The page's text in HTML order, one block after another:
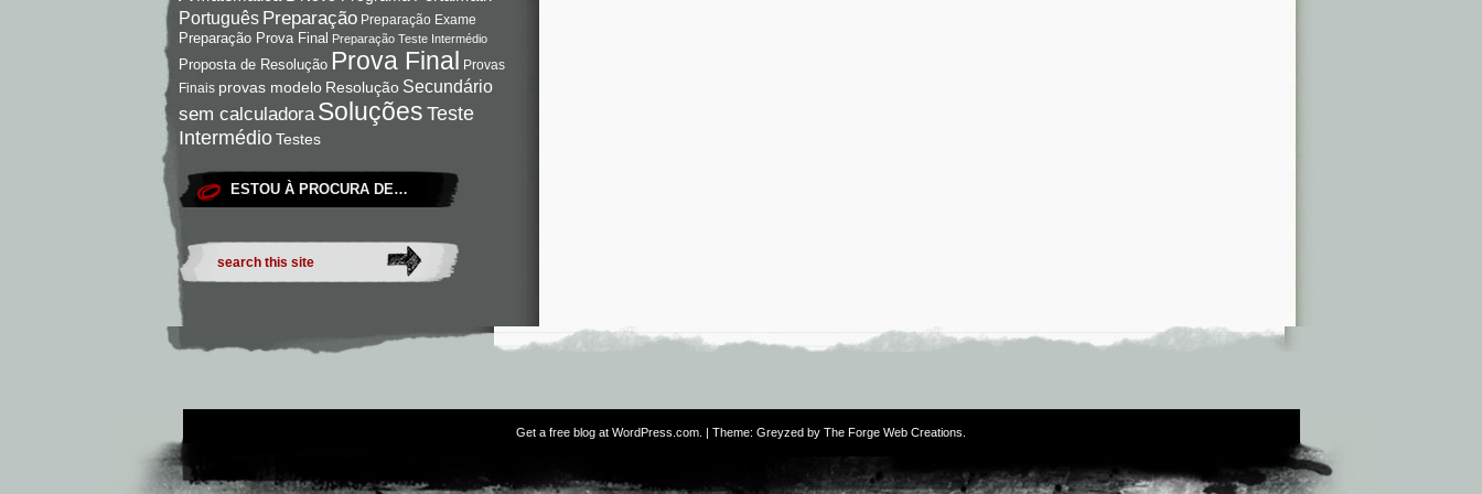
Português Preparação Preparação Exame
Preparação Prova Final Preparação Teste Intermédio
Proposta de Resolução Prova Final Provas
Finais provas modelo Resolução Secundário
sem calculadora Soluções Teste
IntermédioTestes
ESTOU À PROCURA DE…
Get a free blog at WordPress.com . | Theme: Greyzed by The Forge Web Creations